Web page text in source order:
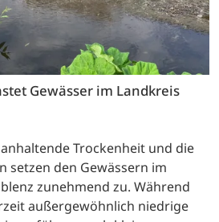
Gewässer im Landkreis
Trockenheit und die
setzen den Gewässern im
zunehmend zu. Während
außergewöhnlich niedrige